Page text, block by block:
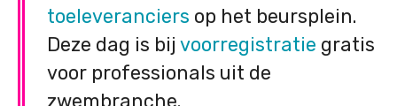
toeleveranciers op het beursplein.
Deze dag is bij voorregistratie gratis
voor professionals uit de
zwembranche.